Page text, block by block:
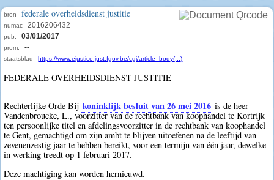
bron federale overheidsdienst justitie
numac 2016206432
pub. 03/01/2017
prom. --
staatsblad https://www.ejustice.just.fgov.be/cgi/article_body(...)
FEDERALE OVERHEIDSDIENST JUSTITIE
Rechterlijke Orde Bij koninklijk besluit van 26 mei 2016 is de heer
Vandenbroucke, L., voorzitter van de rechtbank van koophandel te Kortrijk
ten persoonlijke titel en afdelingsvoorzitter in de rechtbank van koophandel
te Gent, gemachtigd om zijn ambt te blijven uitoefenen na de leeftijd van
zevenenzestig jaar te hebben bereikt, voor een termijn van één jaar, dewelke
in werking treedt op 1 februari 2017.
Deze machtiging kan worden hernieuwd.